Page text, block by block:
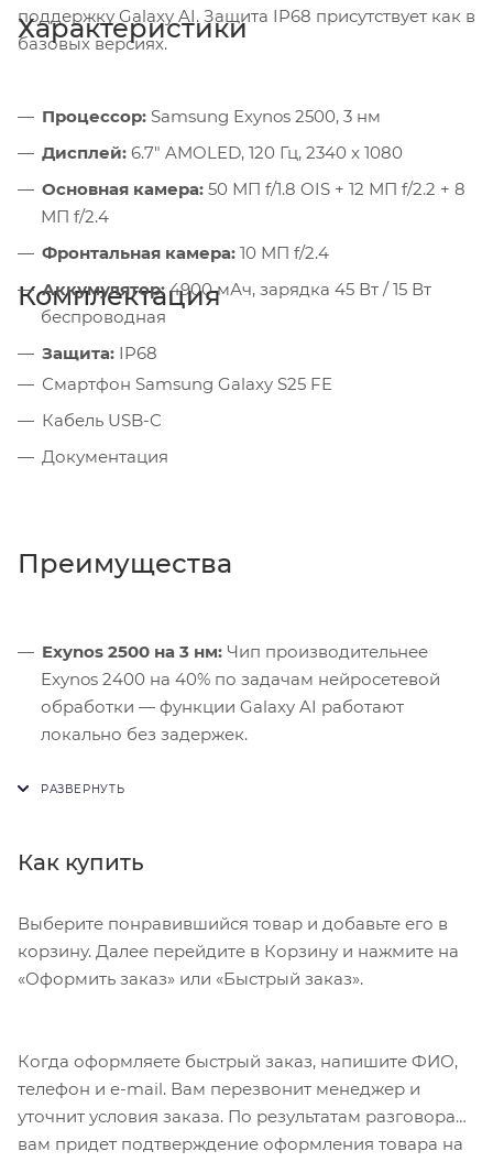
поддержку Galaxy AI. Защита IP68 присутствует как в
базовых версиях.
Характеристики
Процессор: Samsung Exynos 2500, 3 нм
Дисплей: 6.7" AMOLED, 120 Гц, 2340 x 1080
Основная камера: 50 МП f/1.8 OIS + 12 МП f/2.2 + 8
МП f/2.4
Фронтальная камера: 10 МП f/2.4
Аккумулятор: 4900 мАч, зарядка 45 Вт / 15 Вт
беспроводная
Защита: IP68
Комплектация
Смартфон Samsung Galaxy S25 FE
Кабель USB-C
Документация
Преимущества
Exynos 2500 на 3 нм: Чип производительнее
Exynos 2400 на 40% по задачам нейросетевой
обработки — функции Galaxy AI работают
локально без задержек.
стабилизация компенсирует дрожание рук при
Доступная цена:
Samsung Galaxy S25 FE — рациональный выбор
для тех кто хочет актуальные флагманские
функции без максимального бюджета.
Как купить
Выберите понравившийся товар и добавьте его в
корзину. Далее перейдите в Корзину и нажмите на
«Оформить заказ» или «Быстрый заказ».
Когда оформляете быстрый заказ, напишите ФИО,
телефон и e-mail. Вам перезвонит менеджер и
уточнит условия заказа. По результатам разговора
вам придет подтверждение оформления товара на